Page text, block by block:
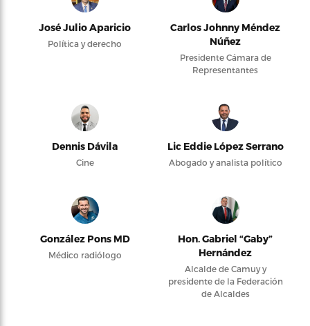
José Julio Aparicio
Política y derecho
Carlos Johnny Méndez
Núñez
Presidente Cámara de
Representantes
Dennis Dávila
Cine
Lic Eddie López Serrano
Abogado y analista político
González Pons MD
Médico radiólogo
Hon. Gabriel “Gaby”
Hernández
Alcalde de Camuy y
presidente de la Federación
de Alcaldes